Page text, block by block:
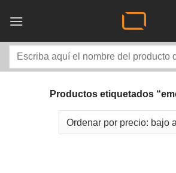
Buscar
Productos etiquetados